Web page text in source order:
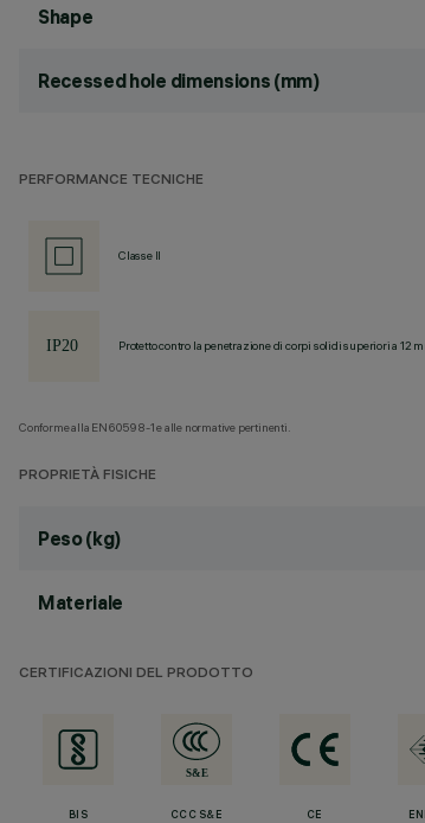
Shape
Recessed hole dimensions (mm)
PERFORMANCE TECNICHE
Classe II
Protetto contro la penetrazione di corpi solidi superiori a 12
Conforme alla EN60598-1 e alle normative pertinenti.
PROPRIETÀ FISICHE
Peso (kg)
Materiale
CERTIFICAZIONI DEL PRODOTTO
BIS CCC S&E CE